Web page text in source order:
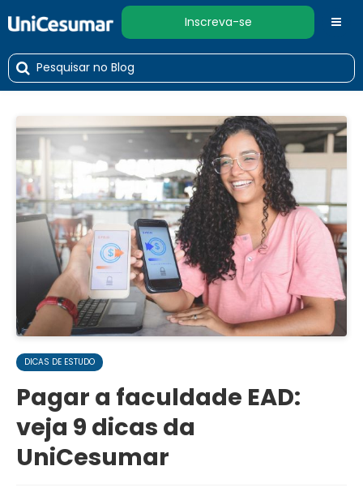
Inscreva-se
DICAS DE ESTUDO
Pagar a faculdade EAD:
veja 9 dicas da
UniCesumar